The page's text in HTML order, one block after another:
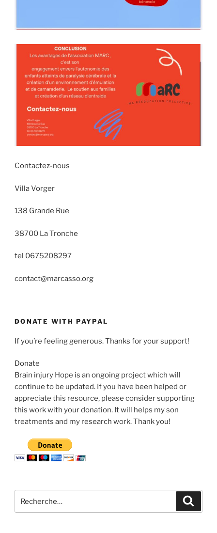
Contactez-nous
Villa Vorger
138 Grande Rue
38700 La Tronche
tel 0675208297
contact@marcasso.org
DONATE WITH PAYPAL
If you’re feeling generous. Thanks for your support!
Donate
Brain injury Hope is an ongoing project which will
continue to be updated. If you have been helped or
appreciate this resource, please consider supporting
this work with your donation. It will helps my son
treatments and my research work. Thank you!
pour